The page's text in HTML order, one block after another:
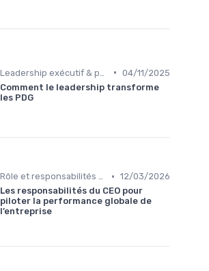
• 04/11/2025
Comment le leadership transforme
les PDG
Rôle et responsabilités du CEO • 12/03/2026
Les responsabilités du CEO pour
piloter la performance globale de
l’entreprise